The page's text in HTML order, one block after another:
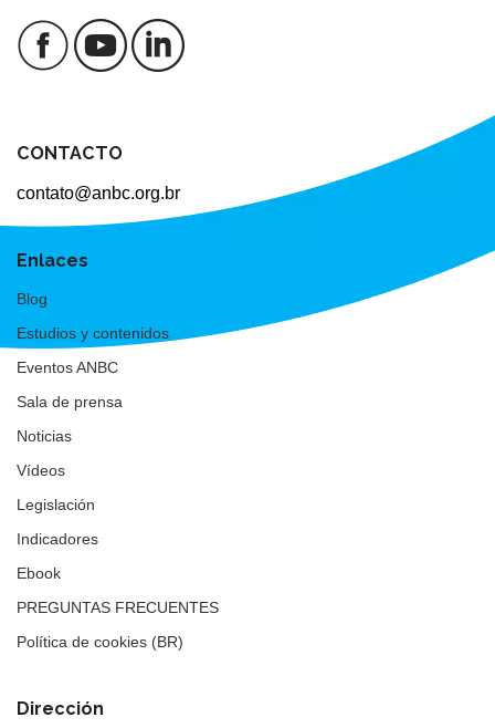
CONTACTO
contato@anbc.org.br
Enlaces
Blog
Estudios y contenidos
Eventos ANBC
Sala de prensa
Noticias
Vídeos
Legislación
Indicadores
Ebook
PREGUNTAS FRECUENTES
Política de cookies (BR)
Dirección